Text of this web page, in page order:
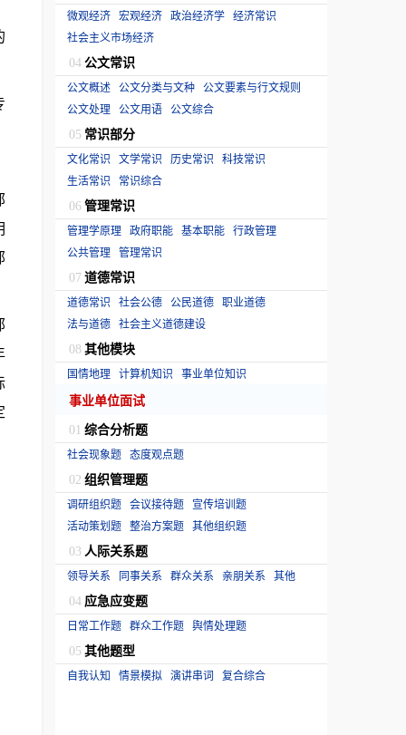
微观经济 宏观经济 政治经济学 经济常识
社会主义市场经济
04 公文常识
公文概述 公文分类与文种 公文要素与行文规则
公文处理 公文用语 公文综合
05 常识部分
文化常识 文学常识 历史常识 科技常识
生活常识
常识综合
06 管理常识
管理学原理 政府职能 基本职能 行政管理
公共管理 管理常识
07 道德常识
道德常识 社会公德 公民道德 职业道德
法与道德 社会主义道德建设
08 其他模块
国情地理 计算机知识 事业单位知识
事业单位面试
01 综合分析题
社会现象题 态度观点题
02 组织管理题
调研组织题 会议接待题 宣传培训题
活动策划题 整治方案题 其他组织题
03 人际关系题
领导关系 同事关系 群众关系 亲朋关系 其他
04 应急应变题
日常工作题 群众工作题 舆情处理题
05 其他题型
自我认知 情景模拟 演讲串词 复合综合